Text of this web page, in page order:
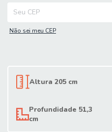
Não sei meu CEP
Altura 205 cm
Profundidade 51,3
cm